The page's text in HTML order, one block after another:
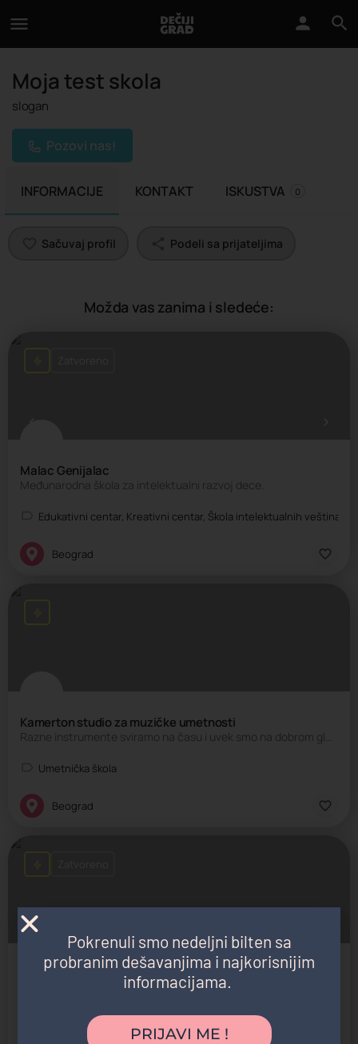
Moja test skola
slogan
Pozovi nas!
INFORMACIJE KONTAKT ISKUSTVA 0
Sačuvaj profil Podeli sa prijateljima
Možda vas zanima i sledeće:
Malac Genijalac
Međunarodna škola za intelektualni razvoj dece.
Edukativni centar, Kreativni centar, Škola intelektualnih veština,
Beograd
Kamerton studio za muzičke umetnosti
Razne instrumente sviramo na času i uvek smo na dobrom glasu!
Umetnička škola
Beograd
Berlitz
Centar stranih jezika za decu
Škola stranih jezika
Pokrenuli smo nedeljni bilten sa
probranim dešavanjima i najkorisnijim
informacijama.
PRIJAVI ME !